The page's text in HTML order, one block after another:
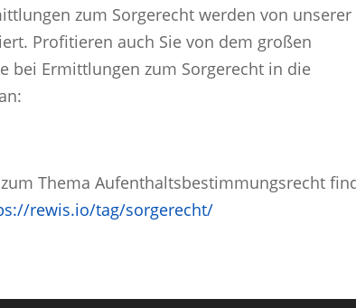
zum Sorgerecht werden von unserer
Profitieren auch Sie von dem großen
bei Ermittlungen zum Sorgerecht in die
Thema Aufenthaltsbestimmungsrecht
rewis.io/tag/sorgerecht/